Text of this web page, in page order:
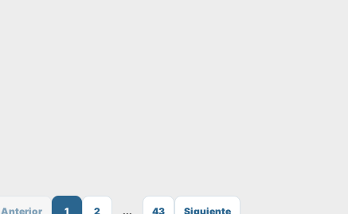
Anterior 1 2 ... 43 Siguiente